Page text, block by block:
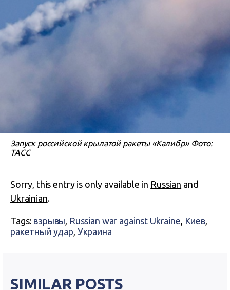
Запуск российской крылатой ракеты «Калибр» Фото:
ТАСС
Sorry, this entry is only available in Russian and
Ukrainian.
Tags: взрывы, Russian war against Ukraine, Киев,
ракетный удар, Украина
SIMILAR POSTS